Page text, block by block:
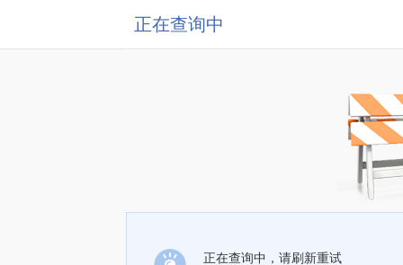
正在查询中
正在查询中，请刷新重试